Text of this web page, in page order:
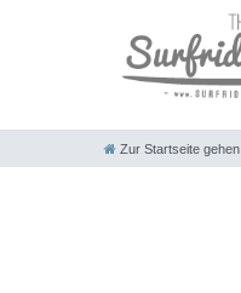
Zur Startseite gehen